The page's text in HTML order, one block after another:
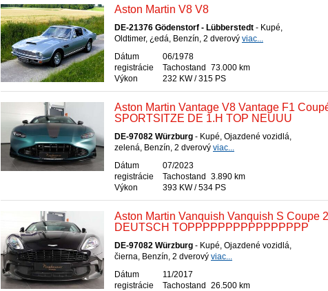
Aston Martin V8 V8
DE-21376 Gödenstorf - Lübberstedt - Kupé,
Oldtimer, ¿edá, Benzín, 2 dverový viac...
Dátum
registrácie
06/1978
Tachostand
73.000 km
Výkon
232 KW / 315 PS
Aston Martin Vantage V8 Vantage F1
SPORTSITZE DE 1.H TOP NEUUU
DE-97082 Würzburg - Kupé, Ojazdené vozidlá,
zelená, Benzín, 2 dverový viac...
Dátum
registrácie
07/2023
Tachostand
3.890 km
Výkon
393 KW / 534 PS
Aston Martin Vanquish Vanquish S Coupe
DEUTSCH TOPPPPPPPPPPPPPPPP
DE-97082 Würzburg - Kupé, Ojazdené vozidlá,
čierna, Benzín, 2 dverový viac...
Dátum
registrácie
11/2017
Tachostand
26.500 km